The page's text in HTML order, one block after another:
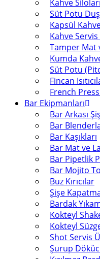
Kahve Siloları
Süt Potu
Kapsül
Kahve
Tamper Mat
Kumda
Süt Potu
Fincan
French
Bar Ekipmanları
Bar Arkası
Bar
Bar Kaşıkları
Bar Mat ve
Bar Pipetlik
Bar Mojito
Buz Kırıcılar
Şişe
Bardak
Kokteyl
Kokteyl
Shot Servis
Şurup